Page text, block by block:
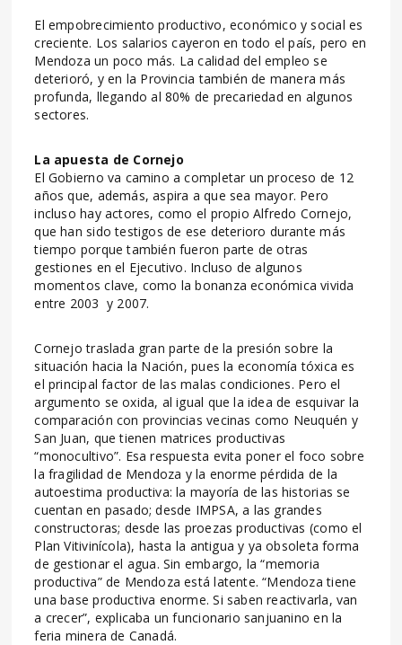
El empobrecimiento productivo, económico y social es
creciente. Los salarios cayeron en todo el país, pero en
Mendoza un poco más. La calidad del empleo se
deterioró, y en la Provincia también de manera más
profunda, llegando al 80% de precariedad en algunos
sectores.
La apuesta de Cornejo
El Gobierno va camino a completar un proceso de 12
años que, además, aspira a que sea mayor. Pero
incluso hay actores, como el propio Alfredo Cornejo,
que han sido testigos de ese deterioro durante más
tiempo porque también fueron parte de otras
gestiones en el Ejecutivo. Incluso de algunos
momentos clave, como la bonanza económica vivida
entre 2003 y 2007.
Cornejo traslada gran parte de la presión sobre la
situación hacia la Nación, pues la economía tóxica es
el principal factor de las malas condiciones. Pero el
argumento se oxida, al igual que la idea de esquivar la
comparación con provincias vecinas como Neuquén y
San Juan, que tienen matrices productivas
“monocultivo”. Esa respuesta evita poner el foco sobre
la fragilidad de Mendoza y la enorme pérdida de la
autoestima productiva: la mayoría de las historias se
cuentan en pasado; desde IMPSA, a las grandes
constructoras; desde las proezas productivas (como el
Plan Vitivinícola), hasta la antigua y ya obsoleta forma
de gestionar el agua. Sin embargo, la “memoria
productiva” de Mendoza está latente. “Mendoza tiene
una base productiva enorme. Si saben reactivarla, van
a crecer”, explicaba un funcionario sanjuanino en la
feria minera de Canadá.